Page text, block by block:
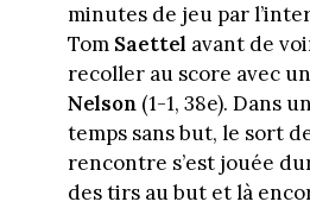
minutes de jeu par
Tom Saettel avant de
recoller au score avec
Nelson(1-1, 38e). Dans
temps sans but, le sort
rencontre s’est jouée
des tirs au but et là